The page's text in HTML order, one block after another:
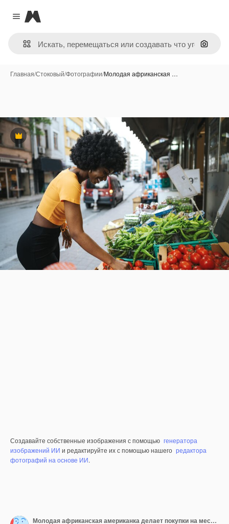
Close menu
Magnific
Поиск
Главная/Стоковый/Фотографии/Молодая африканская …
Премиум
Создавайте собственные изображения с помощью генератора
изображений ИИ и редактируйте их с помощью нашего редактора
фотографий на основе ИИ.
Молодая африканская американка делает покупки на местном уличном рынке